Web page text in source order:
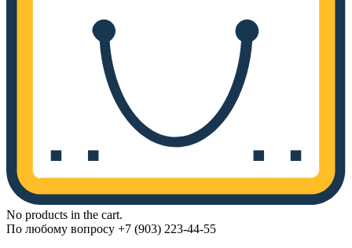
No products in the cart.
По любому вопросу +7 (903) 223-44-55